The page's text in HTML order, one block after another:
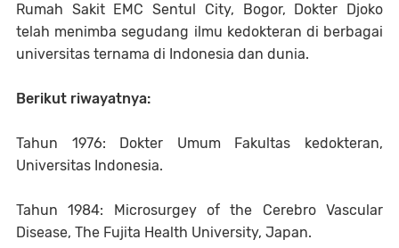
Rumah Sakit EMC Sentul City, Bogor, Dokter Djoko
telah menimba segudang ilmu kedokteran di berbagai
universitas ternama di Indonesia dan dunia.
Berikut riwayatnya:
Tahun 1976: Dokter Umum Fakultas kedokteran,
Universitas Indonesia.
Tahun 1984: Microsurgey of the Cerebro Vascular
Disease, The Fujita Health University, Japan.